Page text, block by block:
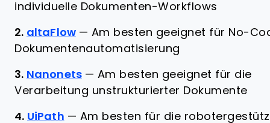
individuelle Dokumenten-Workflows
2. altaFlow — Am besten geeignet für No-
Dokumentenautomatisierung
3. Nanonets — Am besten geeignet für die
Verarbeitung unstrukturierter Dokumente
4. UiPath — Am besten für die